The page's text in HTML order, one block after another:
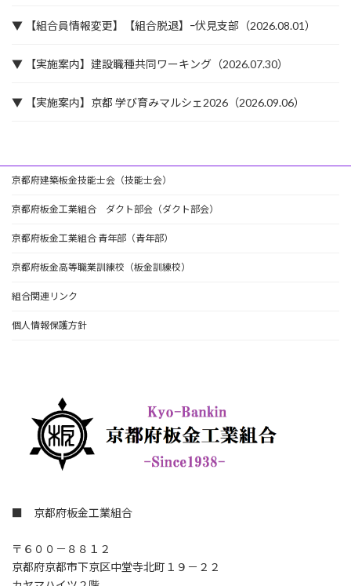
▼ 【組合員情報変更】【組合脱退】ｰ伏見支部（2026.08.01）
▼ 【実施案内】建設職種共同ワーキング（2026.07.30）
▼ 【実施案内】京都 学び育みマルシェ2026（2026.09.06）
京都府建築板金技能士会（技能士会）
京都府板金工業組合 ダクト部会（ダクト部会）
京都府板金工業組合 青年部（青年部）
京都府板金高等職業訓練校（板金訓練校）
組合関連リンク
個人情報保護方針
■ 京都府板金工業組合
〒６００－８８１２
京都府京都市下京区中堂寺北町１９－２２